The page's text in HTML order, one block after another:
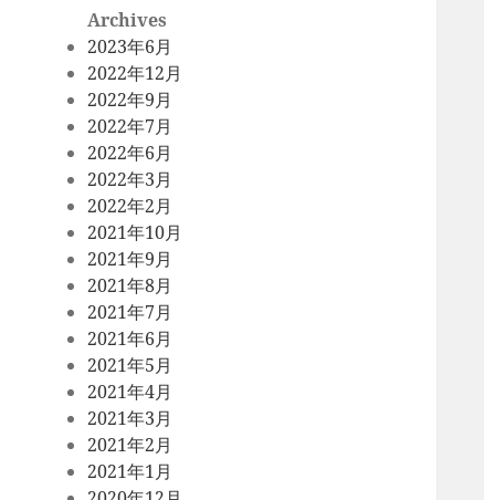
Archives
2023年6月
2022年12月
2022年9月
2022年7月
2022年6月
2022年3月
2022年2月
2021年10月
2021年9月
2021年8月
2021年7月
2021年6月
2021年5月
2021年4月
2021年3月
2021年2月
2021年1月